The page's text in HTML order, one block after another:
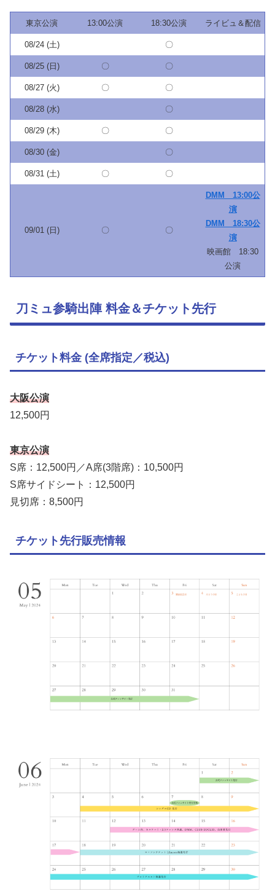
東京公演 13:00公演 18:30公演 ライビュ＆配信
08/24 (土) 〇
08/25 (日) 〇 〇
08/27 (火) 〇 〇
08/28 (水) 〇
08/29 (木) 〇 〇
08/30 (金) 〇
08/31 (土) 〇 〇
09/01 (日) 〇 〇
DMM 13:00公
演
DMM 18:30公
演
映画館 18:30
公演
刀ミュ参騎出陣 料金＆チケット先行
チケット料金 (全席指定／税込)
大阪公演
12,500円
東京公演
S席：12,500円／A席(3階席)：10,500円
S席サイドシート：12,500円
見切席：8,500円
チケット先行販売情報